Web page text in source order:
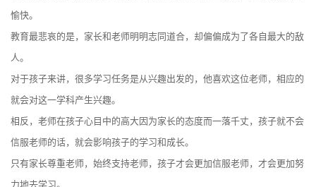
愉快。
教育最悲哀的是，家长和老师明明志同道合，却偏偏成为了各自最大的敌
人。
对于孩子来讲，很多学习任务是从兴趣出发的，他喜欢这位老师，相应的
就会对这一学科产生兴趣。
相反，老师在孩子心目中的高大因为家长的态度而一落千丈，孩子就不会
信服老师的话，就会影响孩子的学习和成长。
只有家长尊重老师，始终支持老师，孩子才会更加信服老师，才会更加努
力地去学习。